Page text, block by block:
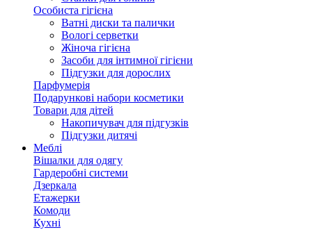
Особиста гігієна
Ватні диски та палички
Вологі серветки
Жіноча гігієна
Засоби для інтимної гігієни
Підгузки для дорослих
Парфумерія
Подарункові набори косметики
Товари для дітей
Накопичувач для підгузків
Підгузки дитячі
Меблі
Вішалки для одягу
Гардеробні системи
Дзеркала
Етажерки
Комоди
Кухні